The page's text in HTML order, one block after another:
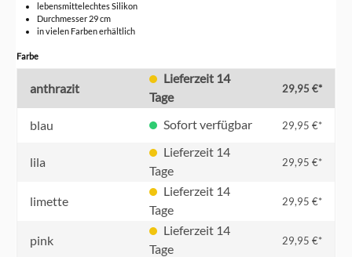
lebensmittelechtes Silikon
Durchmesser 29 cm
in vielen Farben erhältlich
Farbeauswählen
anthrazit
Tage
29,95 €*
blau Sofort verfügbar 29,95 €*
lila
Tage
29,95 €*
limette
Tage
29,95 €*
pink
Tage
29,95 €*